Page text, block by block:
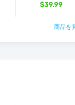
$39.99
商品を